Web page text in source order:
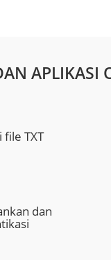
APLIKASI
TXT
dan